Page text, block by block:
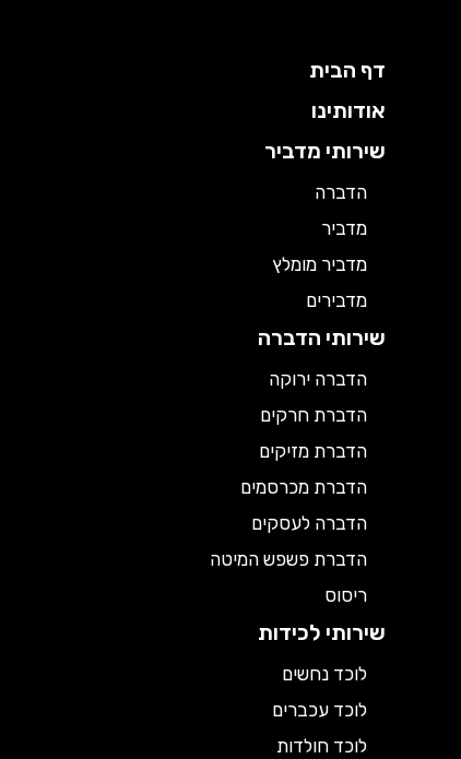
דף הבית
אודותינו
שירותי מדביר
הדברה
מדביר
מדביר מומלץ
מדבירים
שירותי הדברה
הדברה ירוקה
הדברת חרקים
הדברת מזיקים
הדברת מכרסמים
הדברה לעסקים
הדברת פשפש המיטה
ריסוס
שירותי לכידות
לוכד נחשים
לוכד עכברים
לוכד חולדות